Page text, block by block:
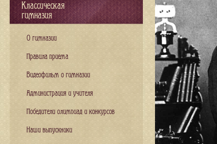
Классическая
гимназия
О гимназии
Правила приема
Видеофильм о гимназии
Администрация и учителя
Победители олимпиад и конкурсов
Наши выпускники